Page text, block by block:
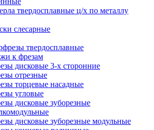
твердосплавные ц/х по металлу
слесарные
твердосплавные
к фрезам
дисковые 3-х сторонние
отрезные
торцевые насадные
угловые
дисковые зуборезные
дисковые зуборезные модульные